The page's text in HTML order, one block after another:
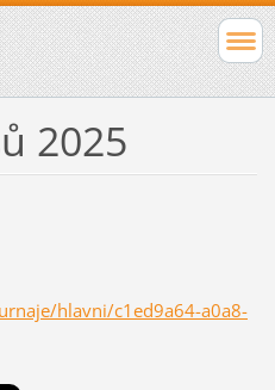
2025
hlavni/c1ed9a64-a0a8-